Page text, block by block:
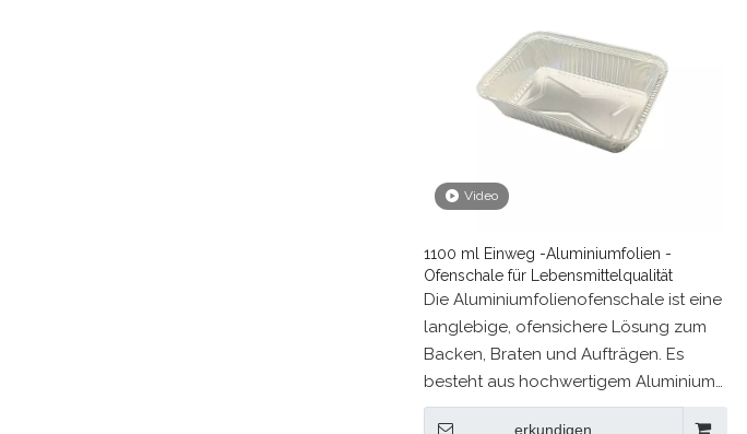
Video
1100 ml Einweg -Aluminiumfolien -
Ofenschale für Lebensmittelqualität
Die Aluminiumfolienofenschale ist eine
langlebige, ofensichere Lösung zum
Backen, Braten und Aufträgen. Es
besteht aus hochwertigem Aluminium
von Lebensmitteln und bietet eine
erkundigen